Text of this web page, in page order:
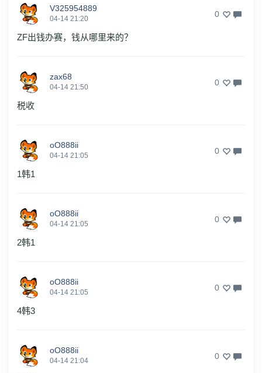
V325954889
04-14 21:20 0
ZF出钱办赛，钱从哪里来的？
zax68
04-14 21:50 0
税收
oO888ii
04-14 21:05 0
1韩1
oO888ii
04-14 21:05 0
2韩1
oO888ii
04-14 21:05 0
4韩3
oO888ii
04-14 21:04 0